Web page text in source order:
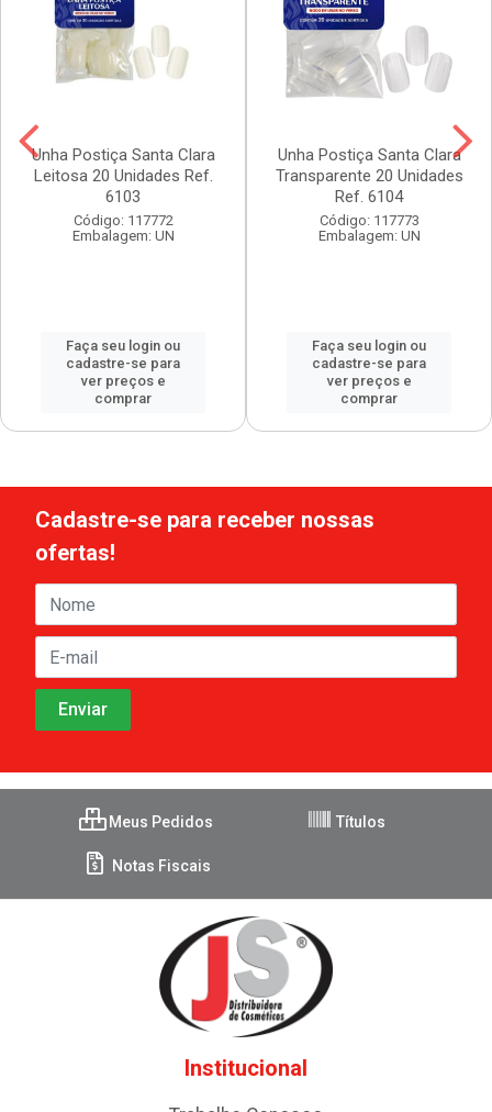
Unha Postiça Santa Clara
Leitosa 20 Unidades Ref.
6103
Código: 117772
Embalagem: UN
Faça seu login ou
cadastre-se para
ver preços e
comprar
Unha Postiça Santa Clara
Transparente 20 Unidades
Ref. 6104
Código: 117773
Embalagem: UN
Faça seu login ou
cadastre-se para
ver preços e
comprar
Cadastre-se para receber nossas
ofertas!
Meus Pedidos Títulos
Notas Fiscais
Institucional